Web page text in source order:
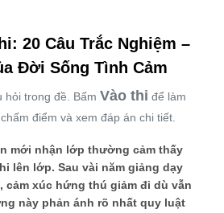
20 Câu Trắc Nghiệm –
Đời Sống Tình Cảm
hỏi trong đề. Bấm Vào thi để làm
điểm và xem đáp án chi tiết.
mới nhận lớp thường cảm thấy
lên lớp. Sau vài năm giảng dạy
cảm xúc hứng thú giảm đi dù vẫn
này phản ánh rõ nhất quy luật